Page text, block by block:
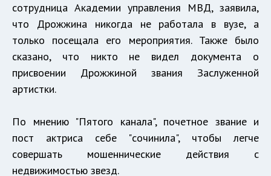
сотрудница Академии управления МВД, заявила,
что Дрожжина никогда не работала в вузе, а
только посещала его мероприятия. Также было
сказано, что никто не видел документа о
присвоении Дрожжиной звания Заслуженной
артистки.
По мнению "Пятого канала", почетное звание и
пост актриса себе "сочинила", чтобы легче
совершать мошеннические действия с
недвижимостью звезд.